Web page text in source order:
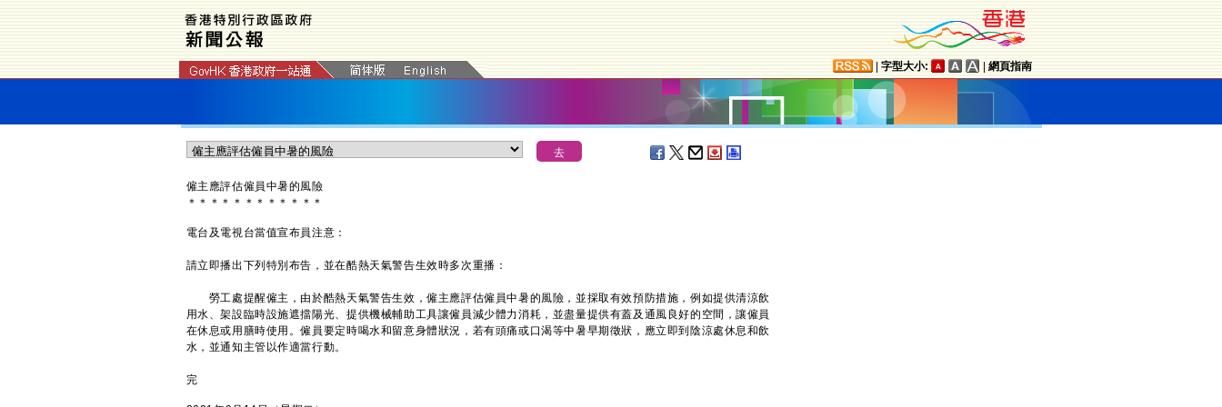
字型大小: 網頁指南
僱主應評估僱員中暑的風險
＊ ＊ ＊ ＊ ＊ ＊ ＊ ＊ ＊ ＊ ＊ ＊
電台及電視台當值宣布員注意：
請立即播出下列特別布告，並在酷熱天氣警告生效時多次重播：
勞工處提醒僱主，由於酷熱天氣警告生效，僱主應評估僱員中暑的風險，並採取有效預防措施，例如提供清涼飲
用水、架設臨時設施遮擋陽光、提供機械輔助工具讓僱員減少體力消耗，並盡量提供有蓋及通風良好的空間，讓僱員
在休息或用膳時使用。僱員要定時喝水和留意身體狀況，若有頭痛或口渴等中暑早期徵狀，應立即到陰涼處休息和飲
水，並通知主管以作適當行動。
完